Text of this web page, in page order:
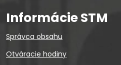
Informácie STM
Správca obsahu
Otváracie hodiny